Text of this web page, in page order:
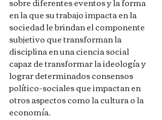
en la que su trabajo impacta en la
sociedad le brindan el componente
subjetivo que transforman la
disciplina en una ciencia social
capaz de transformar la ideología y
lograr determinados consensos
político-sociales que impactan en
otros aspectos como la cultura o la
economía.